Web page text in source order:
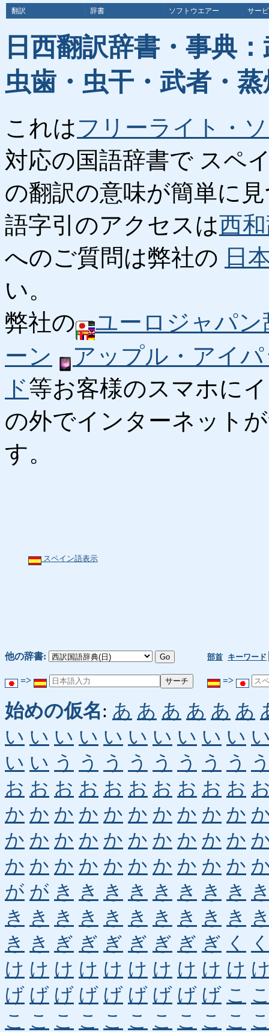
翻訳 辞書 ソフトウエアー サー
日西翻訳辞書・事典
虫歯・虫干・武者・
これはフリーライト・
対応の国語辞書で スペ
の翻訳の意味が簡単に
語字引のアクセスは西
へのご質問は弊社の 日
い。
弊社の
ユーロジャパン
ーン
アップル・アイ
ド等お客様のスマホに
の外でインターネット
す。
スペイン語表示
他の辞書: 部首 キーワード
=> =>
始めの仮名: あ あ あ あ あ あ
い い い い い い い い い い
い い う う う う う う う う
お お お お お お お お お お
か か か か か か か か か か
か か か か か か か か か か
か か か か か か か か か か
が が き き き き き き き き
き き き き き き き き き き
き き ぎ ぎ ぎ ぎ ぎ ぎ ぎ く
け け け け け け け け け け
げ げ げ げ げ げ げ げ げ こ
こ こ こ こ こ こ こ こ こ こ